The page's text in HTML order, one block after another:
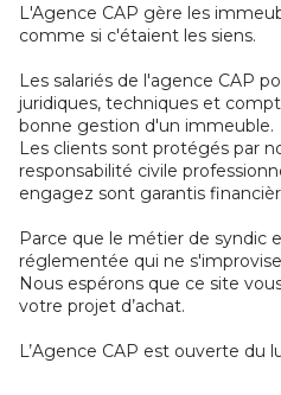
L'Agence CAP gère les
comme si c'étaient les siens.
Les salariés de l'agence CAP
juridiques, techniques et
bonne gestion d'un immeuble.
Les clients sont protégés par
responsabilité civile
engagez sont garantis
Parce que le métier de syndic
réglementée qui ne
Nous espérons que ce site
votre projet d’achat.
L’Agence CAP est ouverte du